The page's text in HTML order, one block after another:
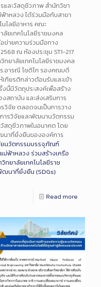
ละวัสดุชีวภาพ สำนักวิชา
าหลวง ได้ร่วมมือกับสาขา
นโลยีอาหาร คณะ
ลัยเทคโนโลยีราชมงคล
ข่ายความร่วมมือทาง
ณ ห้องประชุม ST1-217
ทยาลัยเทคโนโลยีราชมงคล
.อารณี โชติโก รองคณบดี
กียรติกล่าวต้อนรับและเข้า
งนี้มีวัตถุประสงค์เพื่อสร้าง
สถาบัน และส่งเสริมการ
วิจัย ตลอดจนเป็นการวาง
ารวิจัยและพัฒนานวัตกรรม
สดุชีวภาพในอนาคต โดย
นาที่ยั่งยืนขององค์การ
นวัตกรรมบรรจุภัณฑ์
ฟ้าหลวง ร่วมสร้างเครือ
ทยาลัยเทคโนโลยีราช
นาที่ยั่งยืน (SDGs)
Read more